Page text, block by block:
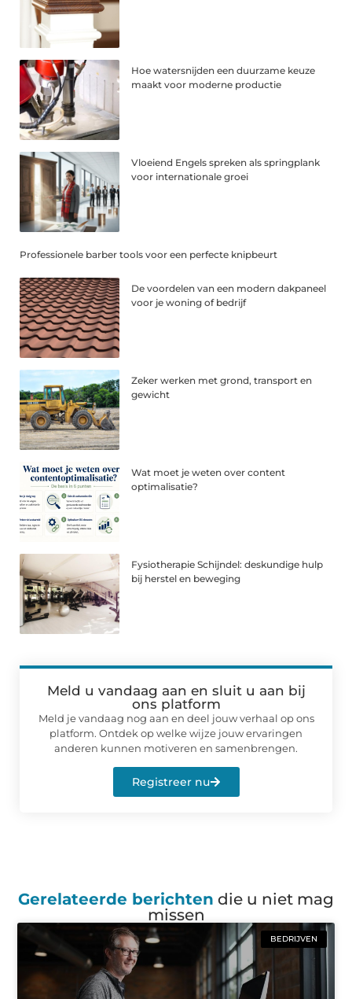
Hoe watersnijden een duurzame keuze
maakt voor moderne productie
Vloeiend Engels spreken als springplank
voor internationale groei
Professionele barber tools voor een perfecte knipbeurt
De voordelen van een modern dakpaneel
voor je woning of bedrijf
Zeker werken met grond, transport en
gewicht
Wat moet je weten over content
optimalisatie?
Fysiotherapie Schijndel: deskundige hulp
bij herstel en beweging
Meld u vandaag aan en sluit u aan bij
ons platform
Meld je vandaag nog aan en deel jouw verhaal op ons
platform. Ontdek op welke wijze jouw ervaringen
anderen kunnen motiveren en samenbrengen.
Registreer nu
Gerelateerde berichten die u niet mag
missen
BEDRIJVEN